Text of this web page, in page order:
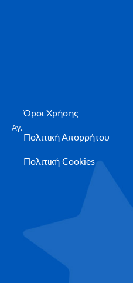
Αγ.
Όροι Χρήσης
Πολιτική Απορρήτου
Πολιτική Cookies